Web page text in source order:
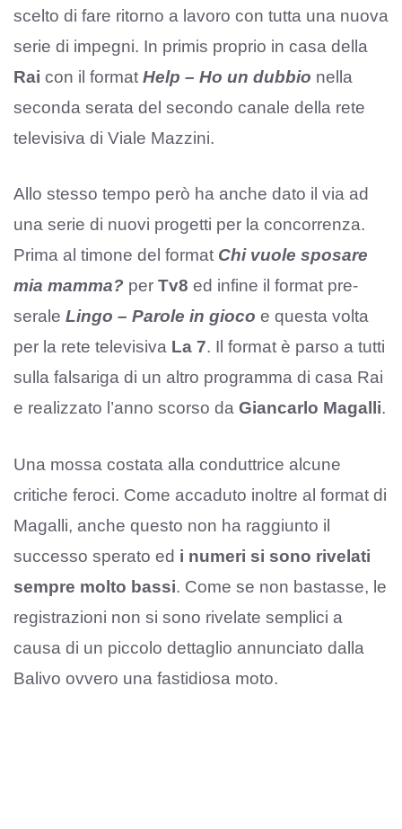
scelto di fare ritorno a lavoro con tutta una nuova
serie di impegni. In primis proprio in casa della
Rai con il format Help – Ho un dubbio nella
seconda serata del secondo canale della rete
televisiva di Viale Mazzini.
Allo stesso tempo però ha anche dato il via ad
una serie di nuovi progetti per la concorrenza.
Prima al timone del format Chi vuole sposare
mia mamma? per Tv8 ed infine il format pre-
serale Lingo – Parole in gioco e questa volta
per la rete televisiva La 7. Il format è parso a tutti
sulla falsariga di un altro programma di casa Rai
e realizzato l’anno scorso da Giancarlo Magalli.
Una mossa costata alla conduttrice alcune
critiche feroci. Come accaduto inoltre al format di
Magalli, anche questo non ha raggiunto il
successo sperato ed i numeri si sono rivelati
sempre molto bassi. Come se non bastasse, le
registrazioni non si sono rivelate semplici a
causa di un piccolo dettaglio annunciato dalla
Balivo ovvero una fastidiosa moto.